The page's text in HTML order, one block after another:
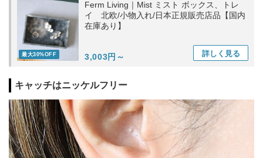
最大30%OFF
Ferm Living｜Mist ミスト ボックス、トレ
イ 北欧/小物入れ/日本正規販売店品【国内
在庫あり】
3,003円～ 詳しく 見る
キャッチはニッケルフリー